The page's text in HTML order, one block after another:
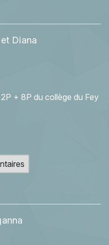
Diana
+ 8P du collège du Fey